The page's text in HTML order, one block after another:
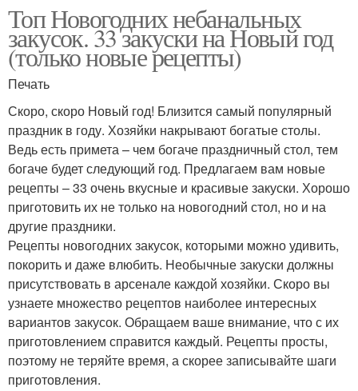
Топ Новогодних небанальных
закусок. 33 закуски на Новый год
(только новые рецепты)
Печать
Скоро, скоро Новый год! Близится самый популярный
праздник в году. Хозяйки накрывают богатые столы.
Ведь есть примета – чем богаче праздничный стол, тем
богаче будет следующий год. Предлагаем вам новые
рецепты – 33 очень вкусные и красивые закуски. Хорошо
приготовить их не только на новогодний стол, но и на
другие праздники.
Рецепты новогодних закусок, которыми можно удивить,
покорить и даже влюбить. Необычные закуски должны
присутствовать в арсенале каждой хозяйки. Скоро вы
узнаете множество рецептов наиболее интересных
вариантов закусок. Обращаем ваше внимание, что с их
приготовлением справится каждый. Рецепты просты,
поэтому не теряйте время, а скорее записывайте шаги
приготовления.